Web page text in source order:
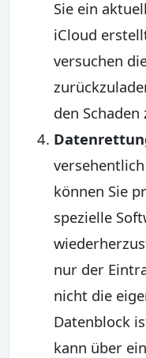
Sie ein
iCloud
versuchen
den Schaden
können Sie
spezielle
nur der
nicht die
Datenblock
kann über